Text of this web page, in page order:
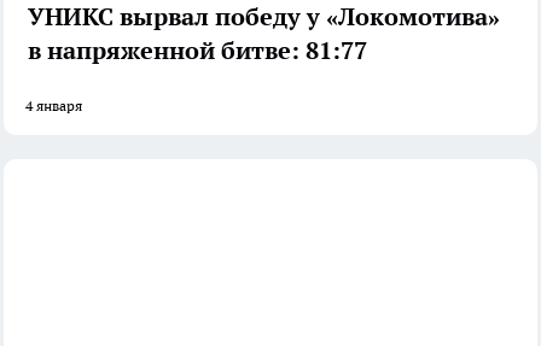
УНИКС вырвал победу у «Локомотива»
в напряженной битве: 81:77
4 января